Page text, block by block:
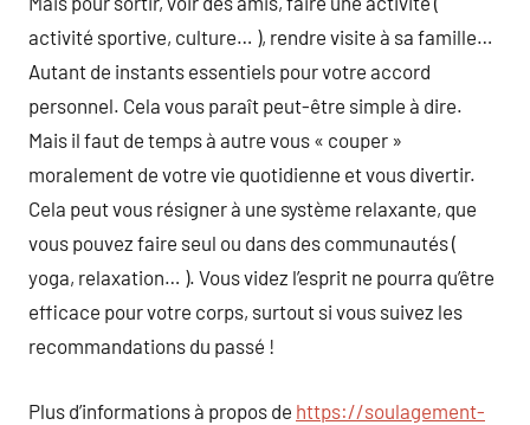
activité sportive, culture… ), rendre visite à sa famille…
Autant de instants essentiels pour votre accord
personnel. Cela vous paraît peut-être simple à dire.
Mais il faut de temps à autre vous « couper »
moralement de votre vie quotidienne et vous divertir.
Cela peut vous résigner à une système relaxante, que
vous pouvez faire seul ou dans des communautés (
yoga, relaxation… ). Vous videz l’esprit ne pourra qu’être
efficace pour votre corps, surtout si vous suivez les
recommandations du passé !
Plus d’informations à propos de https://soulagement-